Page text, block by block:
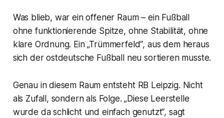
Was blieb, war ein offener Raum – ein Fußball
ohne funktionierende Spitze, ohne Stabilität, ohne
klare Ordnung. Ein „Trümmerfeld“, aus dem heraus
sich der ostdeutsche Fußball neu sortieren musste.
Genau in diesem Raum entsteht RB Leipzig. Nicht
als Zufall, sondern als Folge. „Diese Leerstelle
wurde da schlicht und einfach genutzt“, sagt